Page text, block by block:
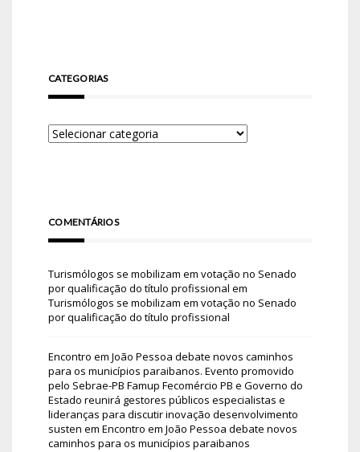
CATEGORIAS
COMENTÁRIOS
Turismólogos se mobilizam em votação no Senado
por qualificação do título profissional em
Turismólogos se mobilizam em votação no Senado
por qualificação do título profissional
Encontro em João Pessoa debate novos caminhos
para os municípios paraibanos. Evento promovido
pelo Sebrae-PB Famup Fecomércio PB e Governo do
Estado reunirá gestores públicos especialistas e
lideranças para discutir inovação desenvolvimento
susten em Encontro em João Pessoa debate novos
caminhos para os municípios paraibanos